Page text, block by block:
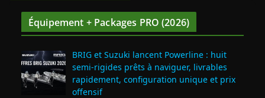
Équipement + Packages PRO (2026)
BRIG et Suzuki lancent Powerline : huit
semi‑rigides prêts à naviguer, livrables
rapidement, configuration unique et prix
offensif